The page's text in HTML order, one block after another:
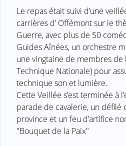
Le repas était suivi d’une
carrières d’ Offémont sur le
Guerre, avec plus de 50
Guides Aînées, un orchestre
une vingtaine de membres de
Technique Nationale) pour
technique son et lumière.
Cette Veillée s’est terminée à
parade de cavalerie, un défilé
province et un feu d’artifice
"Bouquet de la Paix"